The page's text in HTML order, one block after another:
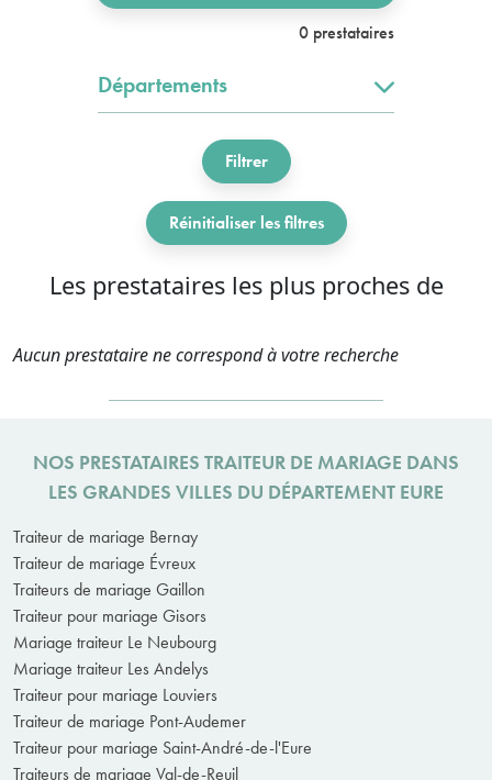
0 prestataires
Départements
Filtrer
Réinitialiser les filtres
Les prestataires les plus proches de
Aucun prestataire ne correspond à votre recherche
NOS PRESTATAIRES TRAITEUR DE MARIAGE DANS
LES GRANDES VILLES DU DÉPARTEMENT EURE
Traiteur de mariage Bernay
Traiteur de mariage Évreux
Traiteurs de mariage Gaillon
Traiteur pour mariage Gisors
Mariage traiteur Le Neubourg
Mariage traiteur Les Andelys
Traiteur pour mariage Louviers
Traiteur de mariage Pont-Audemer
Traiteur pour mariage Saint-André-de-l'Eure
Traiteurs de mariage Val-de-Reuil